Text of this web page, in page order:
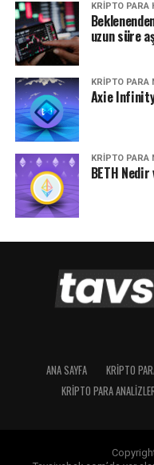
KRIPTO PARA
uzun süre
KRIPTO PARA
Axie
KRIPTO PARA
BETH Nedir
ANA SAYFA KRIPTO
KRIPTO PARA